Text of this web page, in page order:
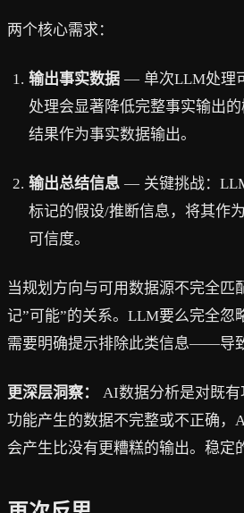
两个核心需求：
输出事实数据 — 单次LLM处理
处理会显著降低完整事实输出
结果作为事实数据输出。
输出总结信息 — 关键挑战：
标记的假设/推断信息，将其作
可信度。
当规划方向与可用数据源不完全匹
记”可能”的关系。LLM要么完全忽
需要明确提示排除此类信息——导
更深层洞察：
AI数据分析是对既
功能产生的数据不完整或不正确，
会产生比没有更糟糕的输出。稳定